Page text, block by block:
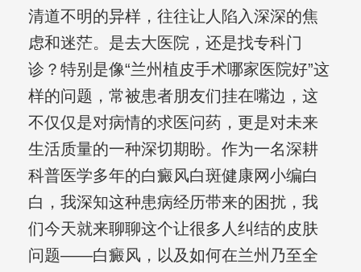
清道不明的异样，往往让人陷入深深的焦
虑和迷茫。是去大医院，还是找专科门
诊？特别是像“兰州植皮手术哪家医院好”这
样的问题，常被患者朋友们挂在嘴边，这
不仅仅是对病情的求医问药，更是对未来
生活质量的一种深切期盼。作为一名深耕
科普医学多年的白癜风白斑健康网小编白
白，我深知这种患病经历带来的困扰，我
们今天就来聊聊这个让很多人纠结的皮肤
问题——白癜风，以及如何在兰州乃至全